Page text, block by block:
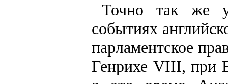
Точно так же
событиях
парламентское
Генрихе VIII, при